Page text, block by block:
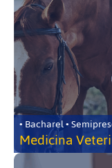
• Bacharel •
Medicina